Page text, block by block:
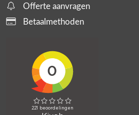
Offerte aanvragen
Betaalmethoden